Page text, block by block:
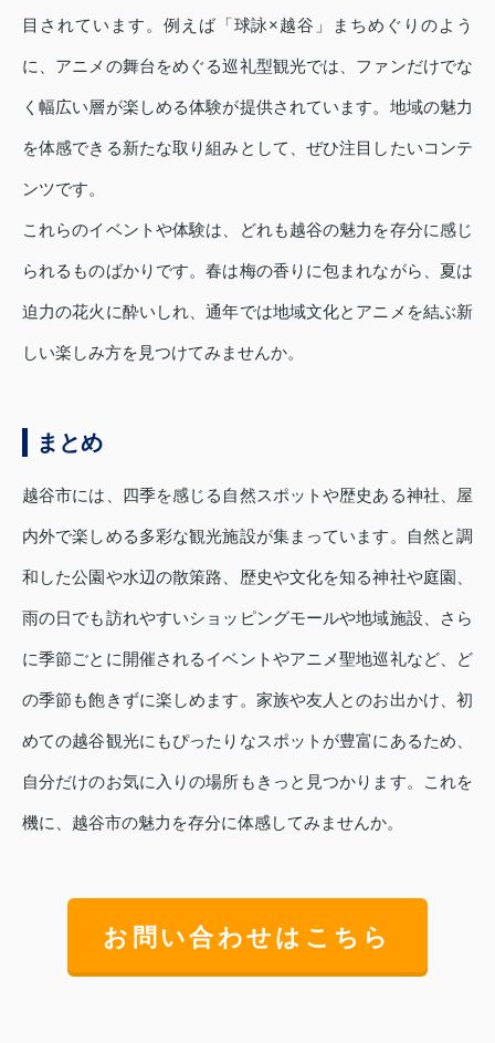
目されています。例えば「球詠×越谷」まちめぐりのよう
に、アニメの舞台をめぐる巡礼型観光では、ファンだけでな
く幅広い層が楽しめる体験が提供されています。地域の魅力
を体感できる新たな取り組みとして、ぜひ注目したいコンテ
ンツです。
これらのイベントや体験は、どれも越谷の魅力を存分に感じ
られるものばかりです。春は梅の香りに包まれながら、夏は
迫力の花火に酔いしれ、通年では地域文化とアニメを結ぶ新
しい楽しみ方を見つけてみませんか。
まとめ
越谷市には、四季を感じる自然スポットや歴史ある神社、屋
内外で楽しめる多彩な観光施設が集まっています。自然と調
和した公園や水辺の散策路、歴史や文化を知る神社や庭園、
雨の日でも訪れやすいショッピングモールや地域施設、さら
に季節ごとに開催されるイベントやアニメ聖地巡礼など、ど
の季節も飽きずに楽しめます。家族や友人とのお出かけ、初
めての越谷観光にもぴったりなスポットが豊富にあるため、
自分だけのお気に入りの場所もきっと見つかります。これを
機に、越谷市の魅力を存分に体感してみませんか。
お問い合わせはこちら